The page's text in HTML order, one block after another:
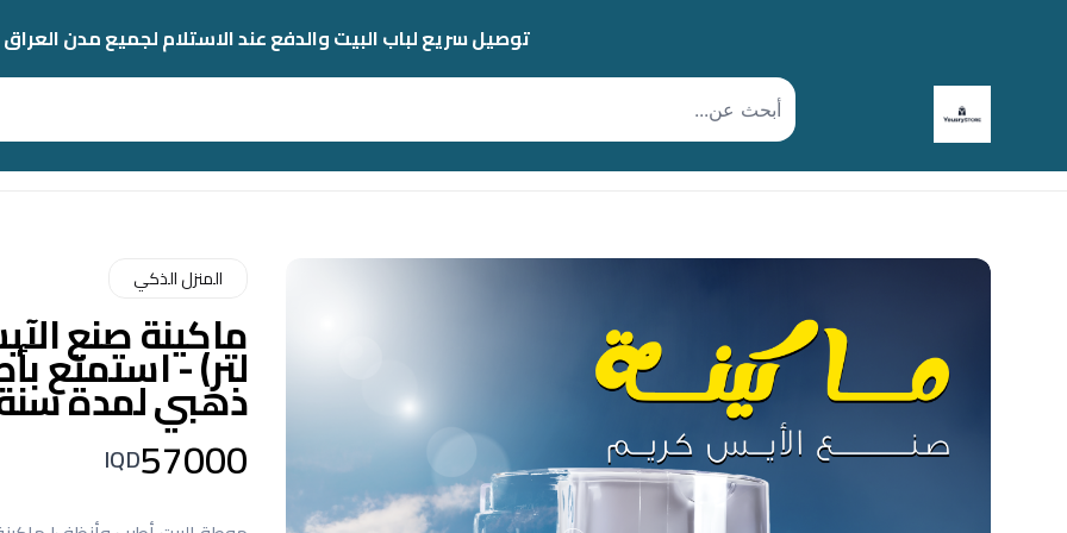
توصيل سريع لباب البيت والدفع عند الاستلام لجميع مدن العراق
المنزل الذكي
لتر) - استمتع
ذهبي لمدة
57000
IQD